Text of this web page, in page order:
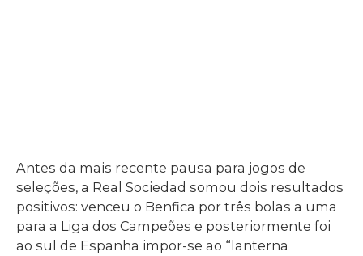
Antes da mais recente pausa para jogos de
seleções, a Real Sociedad somou dois resultados
positivos: venceu o Benfica por três bolas a uma
para a Liga dos Campeões e posteriormente foi
ao sul de Espanha impor-se ao “lanterna